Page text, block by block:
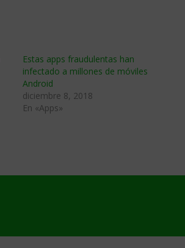
Estas apps fraudulentas han
infectado a millones de móviles
Android
diciembre 8, 2018
En «Apps»